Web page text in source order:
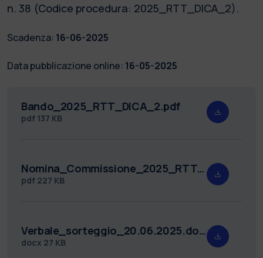
n. 38 (Codice procedura: 2025_RTT_DICA_2).
Scadenza: 16-06-2025
Data pubblicazione online: 16-05-2025
Bando_2025_RTT_DICA_2.pdf
pdf 137 KB
Nomina_Commissione_2025_RTT_DICA_2.pdf
pdf 227 KB
Verbale_sorteggio_20.06.2025.docx
docx 27 KB